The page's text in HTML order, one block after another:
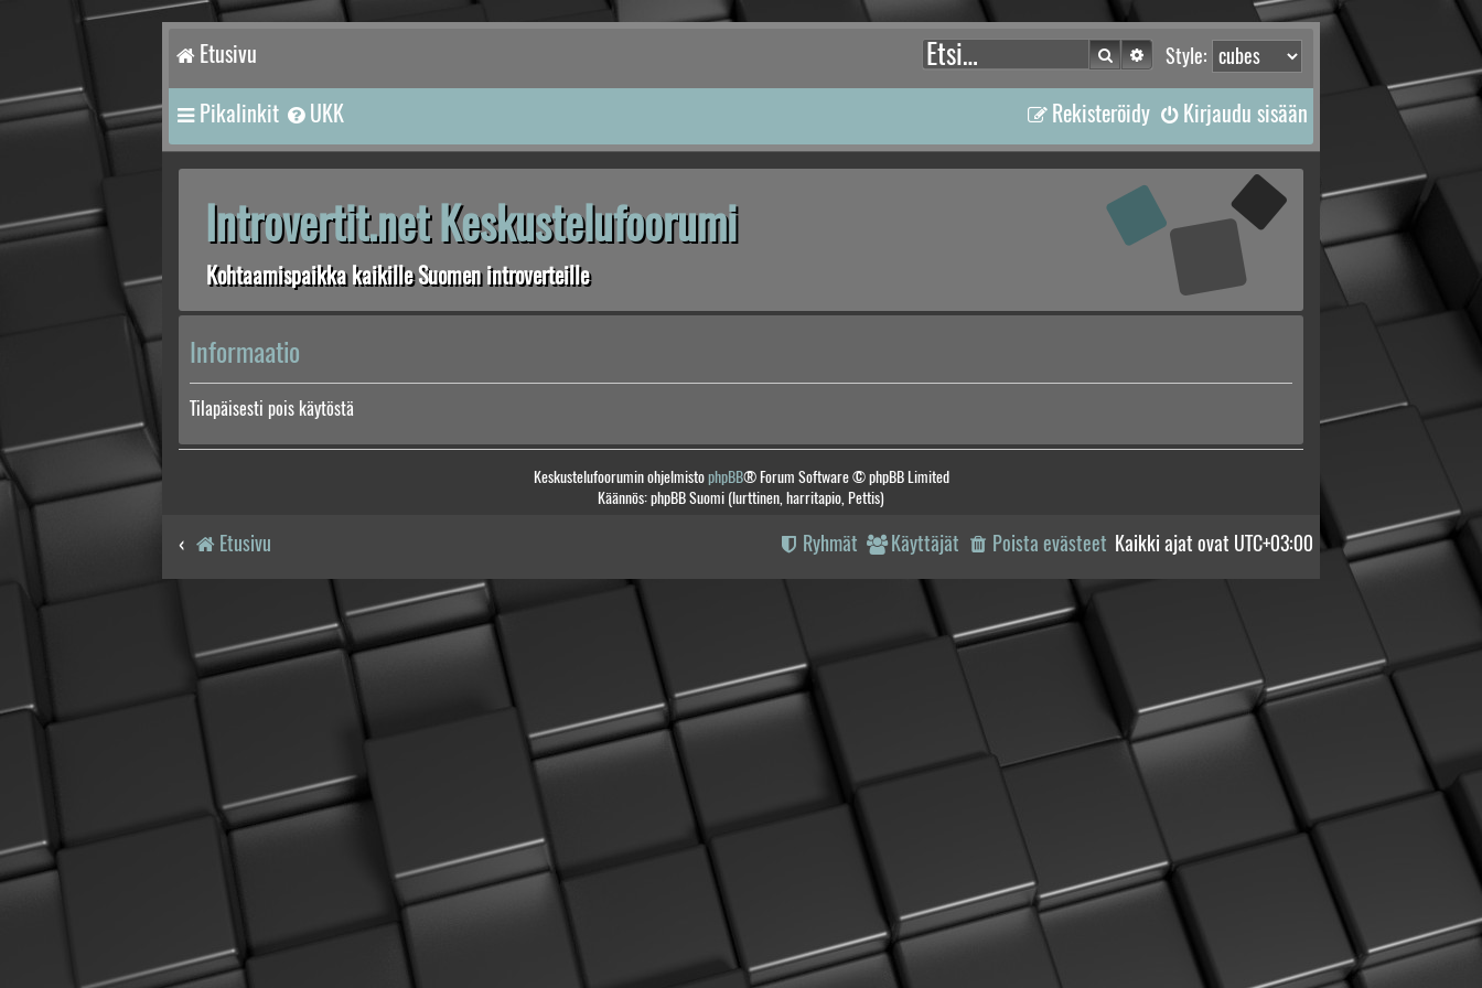
Etusivu Style:
Etsi Tarkennettu haku
Pikalinkit UKK Kirjaudu sisään
Rekisteröidy
Introvertit.net Keskustelufoorumi
Kohtaamispaikka kaikille Suomen introverteille
Informaatio
Tilapäisesti pois käytöstä
Keskustelufoorumin ohjelmistophpBB® Forum Software © phpBB Limited
Käännös: phpBB Suomi (lurttinen, harritapio, Pettis)
Etusivu Kaikki ajat ovat UTC+03:00
Poista evästeet
Käyttäjät
Ryhmät